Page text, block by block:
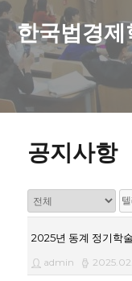
한국법경제
공지사항
2025년 동계 정기학
admin